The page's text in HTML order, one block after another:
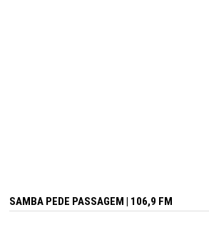
SAMBA PEDE PASSAGEM | 106,9 FM